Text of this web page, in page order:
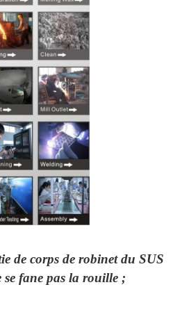
SOUMETTRE
de corps de robinet du SUS
fane pas la rouille ;